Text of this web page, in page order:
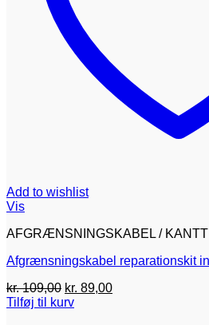
Add to wishlist
Vis
AFGRÆNSNINGSKABEL /
Afgrænsningskabel reparationskit
kr.109,00 Den
oprindelige
kr. 89,00Den
Tilføj til kurv